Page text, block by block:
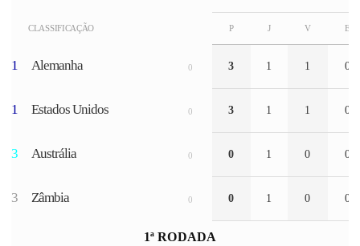
CLASSIFICAÇÃO
1 Alemanha 0
1 Estados Unidos 0
3 Austrália 0
3 Zâmbia 0
P J V E
3 1 1 0
3 1 1 0
0 1 0 0
0 1 0 0
1ª RODADA